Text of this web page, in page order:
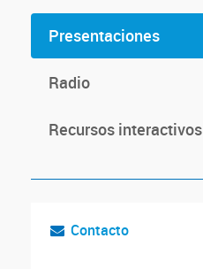
Presentaciones
Radio
Recursos interactivos
Contacto